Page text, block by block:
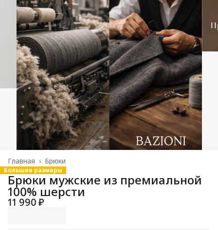
Брюки
Главная ›
Большие размеры
Брюки мужские из премиальной
100% шерсти
11 990 ₽